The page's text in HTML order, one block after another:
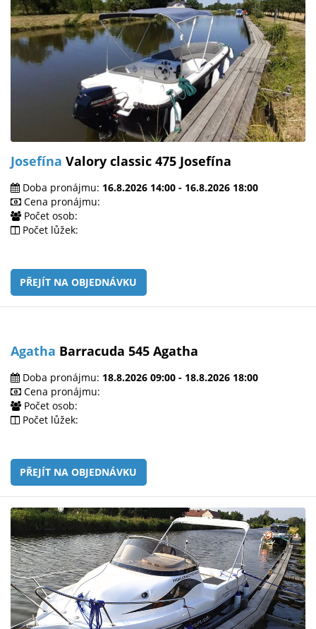
Josefína Valory classic 475 Josefína
Doba pronájmu: 16.8.2026 14:00 - 16.8.2026 18:00
Cena pronájmu:
Počet osob:
Počet lůžek:
PŘEJÍT NA OBJEDNÁVKU
Agatha Barracuda 545 Agatha
Doba pronájmu: 18.8.2026 09:00 - 18.8.2026 18:00
Cena pronájmu:
Počet osob:
Počet lůžek:
PŘEJÍT NA OBJEDNÁVKU